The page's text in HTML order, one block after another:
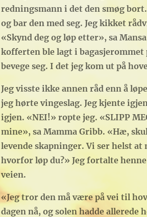
redningsmann i det den smøg
og bar den med seg. Jeg kikket
«Skynd deg og løp etter», sa
kofferten ble lagt i
bevege seg. I det jeg kom ut på
Jeg visste ikke annen råd enn å
jeg hørte vingeslag. Jeg kjente
igjen. «NEI!» ropte jeg. «SLIPP
mine», sa Mamma Gribb. «Hæ,
levende skapninger. Vi ser helst
hvorfor løp du?» Jeg fortalte
veien.
«Jeg tror den må være på vei til
dagen nå, og solen hadde